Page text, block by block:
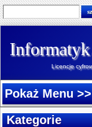
Informatyk
Licencje
Pokaż Menu >>
Kategorie